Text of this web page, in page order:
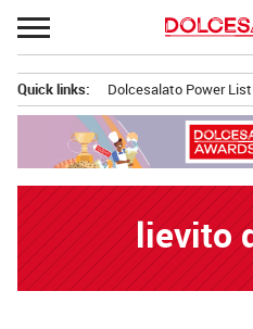
Passa
al
principale
Quick links: Dolcesalato Power List
lievito